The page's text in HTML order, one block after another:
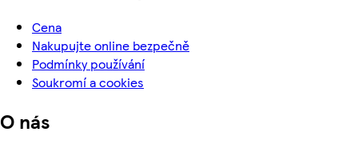
Cena
Nakupujte online bezpečně
Podmínky používání
Soukromí a cookies
O nás